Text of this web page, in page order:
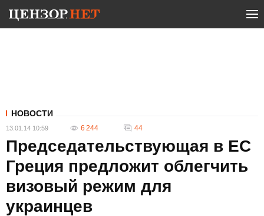
НОВОСТИ
13.01.14 10:59 6 244 44
Председательствующая в ЕС
Греция предложит облегчить
визовый режим для
украинцев